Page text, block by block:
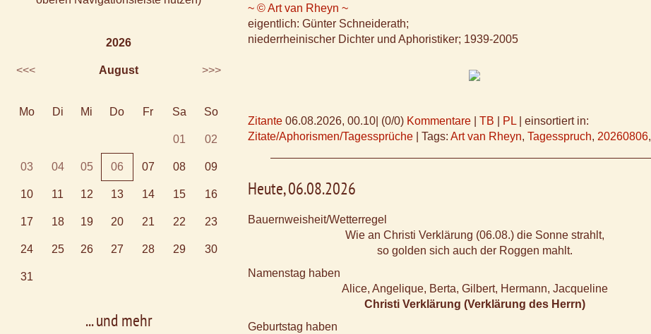
~ © Art van Rheyn ~
eigentlich: Günter Schneiderath;
niederrheinischer Dichter und Aphoristiker; 1939-2005
Zitante 06.08.2026, 00.10 (0/0) Kommentare TB PL
einsortiert in:
Zitate/Aphorismen/Tagessprüche
Tags: Art van Rheyn, Tagesspruch, 20260806,
Heute, 06.08.2026
Bauernweisheit/Wetterregel
Wie an Christi Verklärung (06.08.) die Sonne strahlt,
so golden sich auch der Roggen mahlt.
Namenstag haben
Alice, Angelique, Berta, Gilbert, Hermann, Jacqueline
Christi Verklärung (Verklärung des Herrn)
Geburtstag haben
2026
<<< August >>>
Mo Di Mi Do Fr Sa So
01 02
03 04 05 06 07 08 09
10 11 12 13 14 15 16
17 18 19 20 21 22 23
24 25 26 27 28 29 30
31
... und mehr